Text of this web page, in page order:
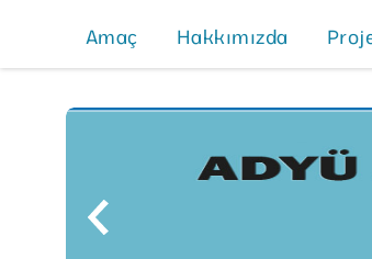
Amaç Hakkımızda